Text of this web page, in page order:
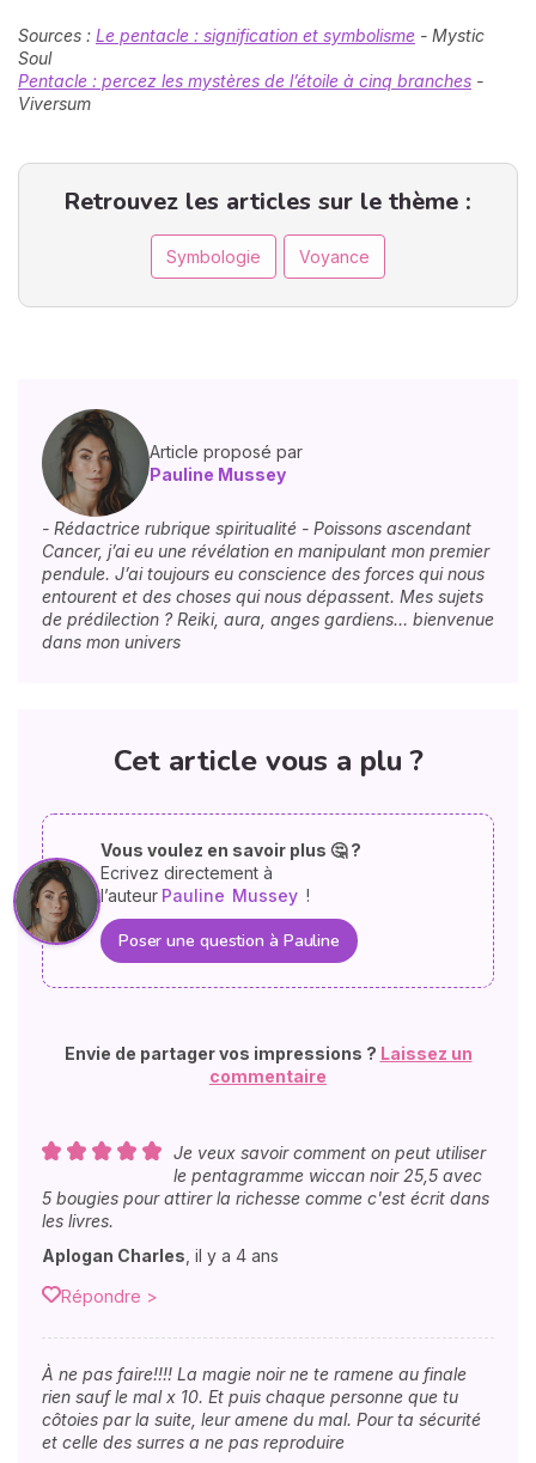
Sources : Le pentacle : signification et symbolisme - Mystic
Soul
Pentacle : percez les mystères de l’étoile à cinq branches -
Viversum
Retrouvez les articles sur le thème :
Symbologie Voyance
Article proposé par
Pauline Mussey
- Rédactrice rubrique spiritualité - Poissons ascendant
Cancer, j’ai eu une révélation en manipulant mon premier
pendule. J’ai toujours eu conscience des forces qui nous
entourent et des choses qui nous dépassent. Mes sujets
de prédilection ? Reiki, aura, anges gardiens… bienvenue
dans mon univers
Cet article vous a plu ?
Vous voulez en savoir plus 🤔 ?
Ecrivez directement à
l’auteur Pauline Mussey !
Poser une question à Pauline
Envie de partager vos impressions ? Laissez un
commentaire
Je veux savoir comment on peut utiliser
le pentagramme wiccan noir 25,5 avec
5 bougies pour attirer la richesse comme c'est écrit dans
les livres.
Aplogan Charles, il y a 4 ans
Répondre >
À ne pas faire!!!! La magie noir ne te ramene au finale
rien sauf le mal x 10. Et puis chaque personne que tu
côtoies par la suite, leur amene du mal. Pour ta sécurité
et celle des surres a ne pas reproduire